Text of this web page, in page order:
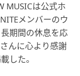
MUSICは公式ホ
メンバーのウ
期間の休息を応
んに心より感謝
した。